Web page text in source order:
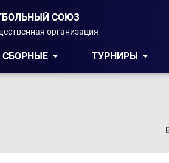
СОЮЗ
организация
СБОРНЫЕ ТУРНИРЫ